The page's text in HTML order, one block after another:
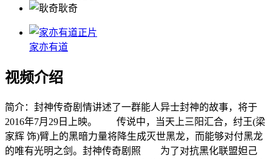
耿奇
正片
家亦有道
视频介绍
简介： 封神传奇剧情讲述了一群能人异士封神的故事，将于
2016年7月29日上映。 传说中，当天上三阳汇合，纣王(梁
家辉 饰)臂上的黑暗力量将降生成灭世黑龙，而能够对付黑龙
的唯有光明之剑。封神传奇剧照 为了对抗黑化联盟妲己